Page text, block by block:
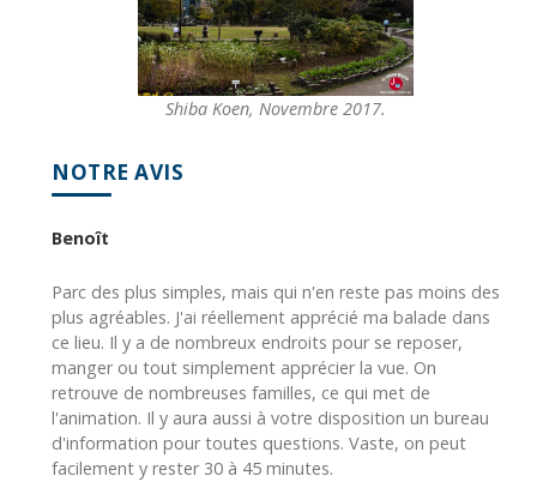
Shiba Koen, Novembre 2017.
NOTRE AVIS
Benoît
Parc des plus simples, mais qui n'en reste pas moins des
plus agréables. J'ai réellement apprécié ma balade dans
ce lieu. Il y a de nombreux endroits pour se reposer,
manger ou tout simplement apprécier la vue. On
retrouve de nombreuses familles, ce qui met de
l'animation. Il y aura aussi à votre disposition un bureau
d'information pour toutes questions. Vaste, on peut
facilement y rester 30 à 45 minutes.